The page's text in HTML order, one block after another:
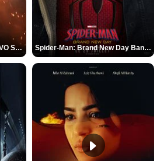
L'Odyssée Bande-annonce VO STFR Spider-Man: Brand New Day Bande-annonce VO STFR